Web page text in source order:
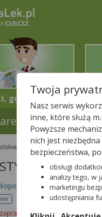
gdzie jesteś
lek w
Ostrów Wielkopolski
Wrocławska 28
Id apteki: 856 748
jutro
(08:00 – 17:00)
Twoja
Nasz serwis
inne, które służą
Powyższe
nich jest
bezpieczeństwa,
obsługi
analizy tego, w
marketingu
udostępniania